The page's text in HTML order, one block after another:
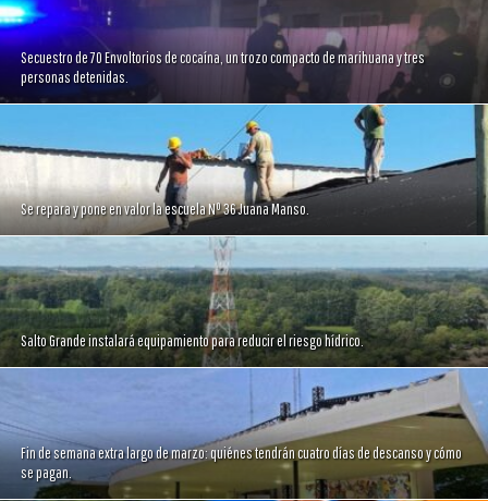
Secuestro de 70 Envoltorios de cocaína, un trozo compacto de marihuana y tres
personas detenidas.
Se repara y pone en valor la escuela Nº 36 Juana Manso.
Salto Grande instalará equipamiento para reducir el riesgo hídrico.
Fin de semana extra largo de marzo: quiénes tendrán cuatro días de descanso y cómo
se pagan.